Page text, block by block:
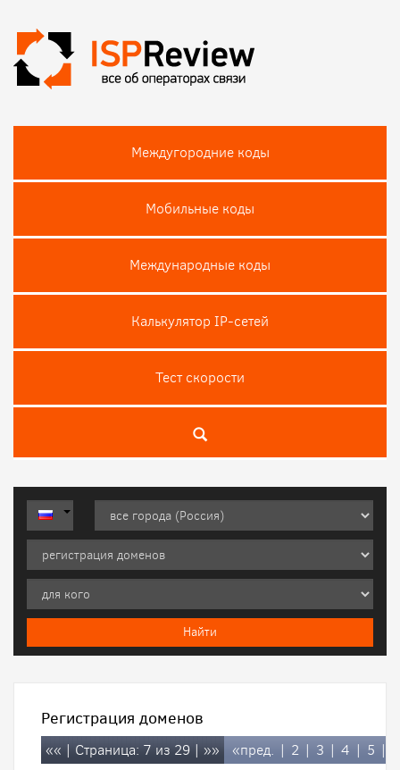
Междугородние коды
Мобильные коды
Международные коды
Калькулятор IP-сетей
Тест скороcти
Регистрация доменов
«« | Страница: 7 из 29 | »» «пред. | 2 | 3 | 4 | 5 |